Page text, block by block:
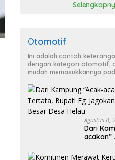
Otomotif
Ini adalah contoh
dengan kategori otomotif,
mudah memasukkannya
Agustus 8,
Dari
acakan”
Jagokan